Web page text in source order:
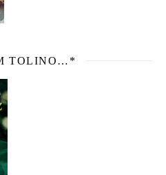
TOLINO…*